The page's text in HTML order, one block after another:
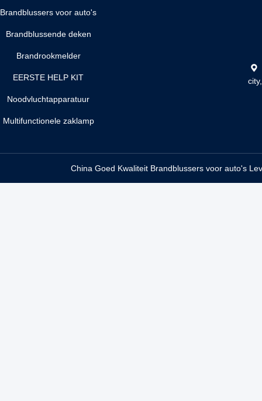
Brandblussers voor auto's
Brandblussende deken
Brandrookmelder
EERSTE HELP KIT
Noodvluchtapparatuur
Multifunctionele zaklamp
China Goed Kwaliteit Brandblussers voor auto's